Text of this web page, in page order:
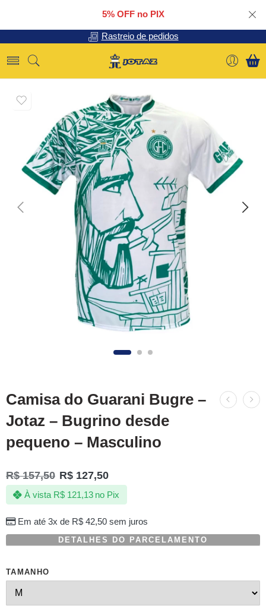
5% OFF no PIX
Rastreio de pedidos
Camisa do Guarani Bugre –
Jotaz – Bugrino desde
pequeno – Masculino
R$157,50 R$ 127,50
Em até 3x de R$42,50sem juros
À vista R$121,13 no Pix
DETALHES DO PARCELAMENTO
TAMANHO